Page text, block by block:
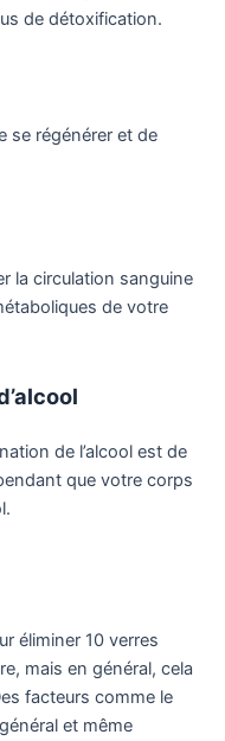
de détoxification.
se régénérer et de
la circulation sanguine
de votre
de l’alcool est de
que votre corps
éliminer 10 verres
mais en général, cela
facteurs comme le
et même